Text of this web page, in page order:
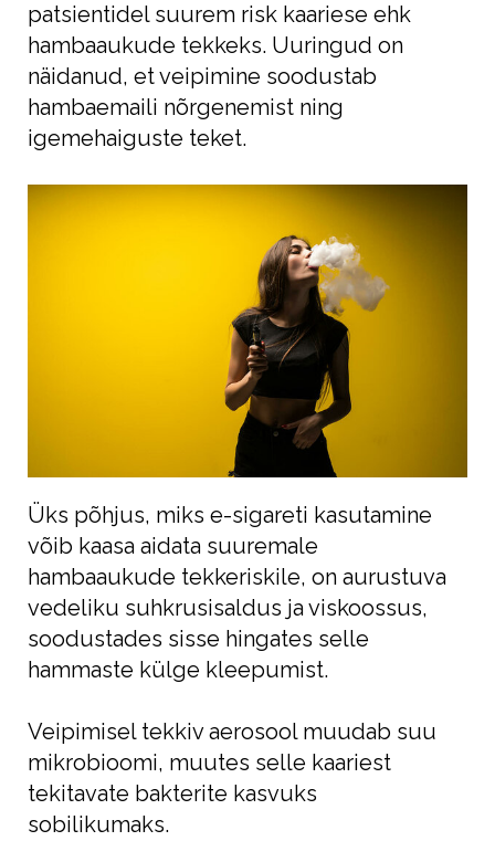
patsientidel suurem risk kaariese ehk
hambaaukude tekkeks. Uuringud on
näidanud, et veipimine soodustab
hambaemaili nõrgenemist ning
igemehaiguste teket.
Üks põhjus, miks e-sigareti kasutamine
võib kaasa aidata suuremale
hambaaukude tekkeriskile, on aurustuva
vedeliku suhkrusisaldus ja viskoossus,
soodustades sisse hingates selle
hammaste külge kleepumist.
Veipimisel tekkiv aerosool muudab suu
mikrobioomi, muutes selle kaariest
tekitavate bakterite kasvuks
sobilikumaks.